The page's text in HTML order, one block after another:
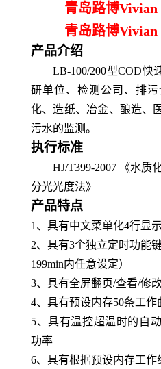
青岛路博Vivian
青岛路博Vivian
产品介绍
LB-100/200型COD快
研单位、检测公司、排
化、造纸、冶金、酿造、
污水的监测。
执行标准
HJ/T399-2007 《水质
分光光度法》
产品特点
1、具有中文菜单化4行显
2、具有3个独立定时功能
199min内任意设定）
3、具有全屏翻页/查看/修
4、具有预设内存50条工
5、具有温控超温时的自
功率
6、具有根据预设内存工